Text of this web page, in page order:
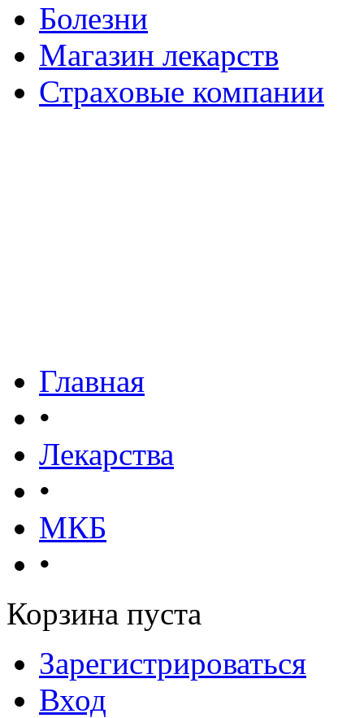
Болезни
Магазин лекарств
Страховые компании
Главная
•
Лекарства
•
МКБ
•
Корзина пуста
Зарегистрироваться
Вход